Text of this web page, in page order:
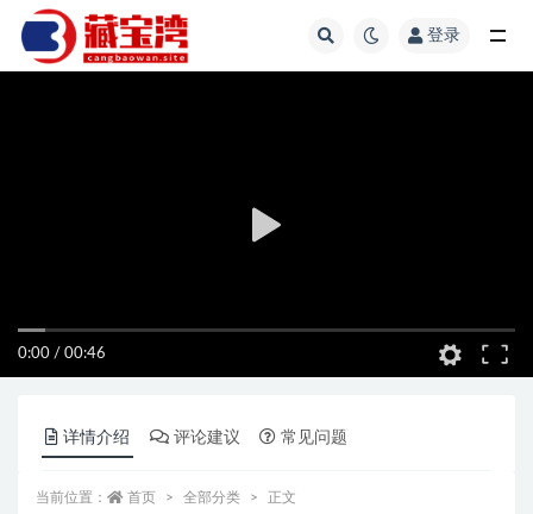
登录
0:00 / 00:46
详情介绍 评论建议 常见问题
当前位置： 首页 全部分类 正文
全部